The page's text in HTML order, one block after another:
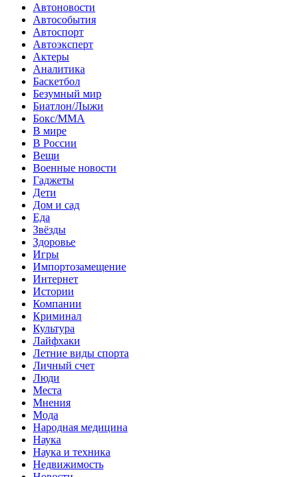
Автоновости
Автособытия
Автоспорт
Автоэксперт
Актеры
Аналитика
Баскетбол
Безумный мир
Биатлон/Лыжи
Бокс/MMA
В мире
В России
Вещи
Военные новости
Гаджеты
Дети
Дом и сад
Еда
Звёзды
Здоровье
Игры
Импортозамещение
Интернет
Истории
Компании
Криминал
Культура
Лайфхаки
Летние виды спорта
Личный счет
Люди
Места
Мнения
Мода
Народная медицина
Наука
Наука и техника
Недвижимость